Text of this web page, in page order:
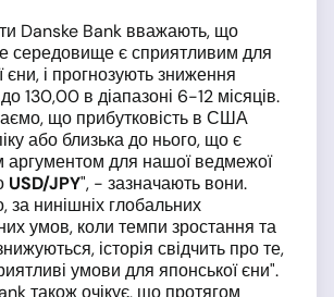
Danske Bank вважають, що
середовище є сприятливим для
єни, і прогнозують зниження
до 130,00 в діапазоні 6-12 місяців.
що прибутковість в США
або близька до нього, що є
аргументом для нашої ведмежої
USD/JPY", - зазначають вони.
за нинішніх глобальних
умов, коли темпи зростання та
історія свідчить про те,
умови для японської єни".
також очікує, що протягом